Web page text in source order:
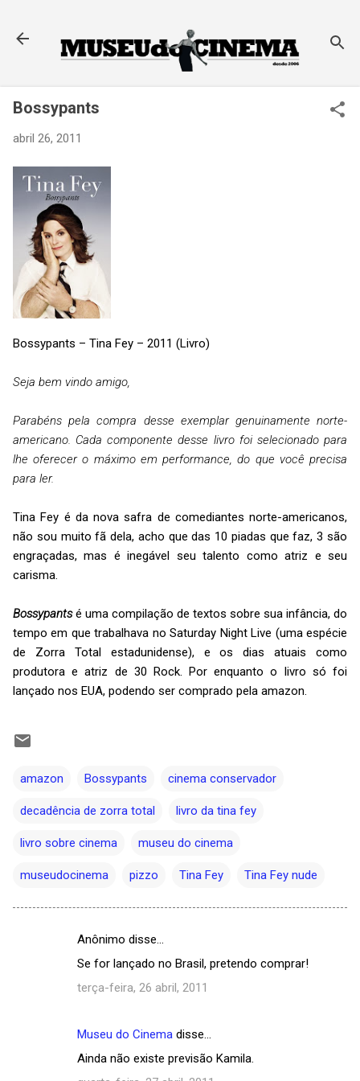
Bossypants
abril 26, 2011
Bossypants – Tina Fey – 2011 (Livro)
Seja bem vindo amigo,
Parabéns pela compra desse exemplar genuinamente norte-
americano. Cada componente desse livro foi selecionado para
lhe oferecer o máximo em performance, do que você precisa
para ler.
Tina Fey é da nova safra de comediantes norte-americanos,
não sou muito fã dela, acho que das 10 piadas que faz, 3 são
engraçadas, mas é inegável seu talento como atriz e seu
carisma.
Bossypantsé uma compilação de textos sobre sua infância, do
tempo em que trabalhava no Saturday Night Live (uma espécie
de Zorra Total estadunidense), e os dias atuais como
produtora e atriz de 30 Rock. Por enquanto o livro só foi
lançado nos EUA, podendo ser comprado pela amazon.
amazon Bossypants cinema conservador
decadência de zorra total livro da tina fey
livro sobre cinema museu do cinema
museudocinema pizzo Tina Fey Tina Fey nude
Anônimo disse…
Se for lançado no Brasil, pretendo comprar!
terça-feira, 26 abril, 2011
Museu do Cinema disse…
Ainda não existe previsão Kamila.